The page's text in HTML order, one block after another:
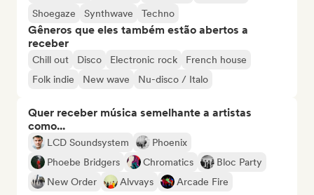
Shoegaze
Synthwave Techno
Gêneros que eles também estão abertos a
receber
Chill out Disco Electronic rock
French house
Folk indie
New wave Nu-disco / Italo
Quer receber música semelhante a artistas
como...
LCD Soundsystem
Phoenix
Phoebe Bridgers
Chromatics
Bloc Party
New Order
Alvvays
Arcade Fire